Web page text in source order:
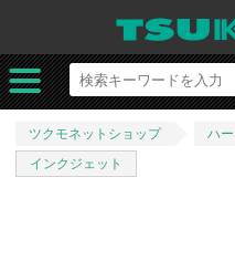
ツクモネットショップ ハ
インクジェット